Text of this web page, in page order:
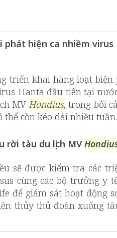
phát hiện ca nhiềm virus
triển khai hàng loạt biện
Hanta đầu tiên tại
MV Hondius, trong bối
thể còn kéo dài nhiều tuần.
rời tàu du lịch MV
sẽ được kiểm tra các
cùng các bộ trưởng y
để giám sát hoạt động
thủy thủ đoàn xuống